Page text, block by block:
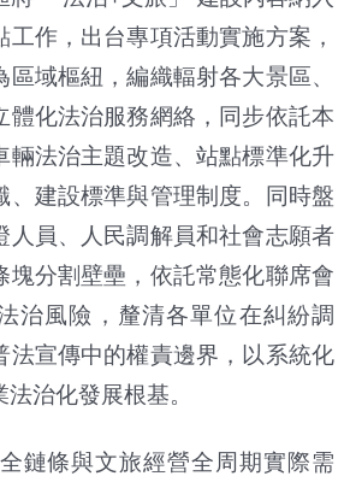
作，出台專項活動實施方案，
區域樞紐，編織輻射各大景區、
體化法治服務網絡，同步依託本
輛法治主題改造、站點標準化升
、建設標準與管理制度。同時盤
人員、人民調解員和社會志願者
塊分割壁壘，依託常態化聯席會
治風險，釐清各單位在糾紛調
法宣傳中的權責邊界，以系統化
治化發展根基。
鏈條與文旅經營全周期實際需